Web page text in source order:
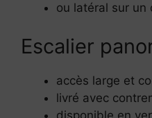
ou latéral sur un
Escalier
accès large et
livré avec
disponible en